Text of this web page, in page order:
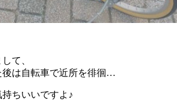
て、
後は自転車で近所を徘徊…
ちいいですよ♪